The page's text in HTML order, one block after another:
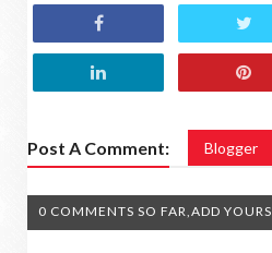
Post A Comment: Blogger
0 COMMENTS SO FAR,ADD YOURS